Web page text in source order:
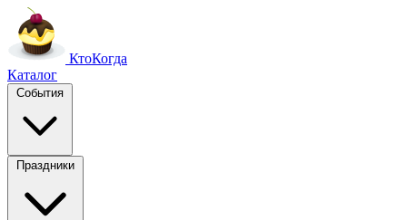
КтоКогда
Каталог
События
Праздники